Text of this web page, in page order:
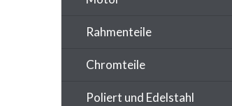
Rahmenteile
Chromteile
Poliert und Edelstahl